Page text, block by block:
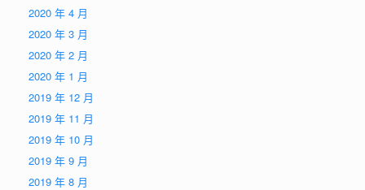
2020 年 4 月
2020 年 3 月
2020 年 2 月
2020 年 1 月
2019 年 12 月
2019 年 11 月
2019 年 10 月
2019 年 9 月
2019 年 8 月